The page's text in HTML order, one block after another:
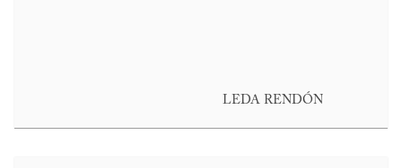
LEDA RENDÓN